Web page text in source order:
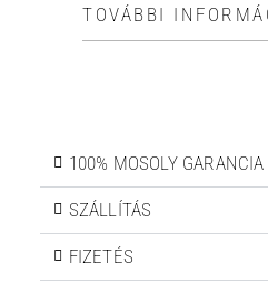
TOVÁBBI
100% MOSOLY GARANCIA
SZÁLLÍTÁS
FIZETÉS